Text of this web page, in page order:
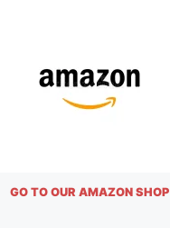
GO TO OUR AMAZON SHOP